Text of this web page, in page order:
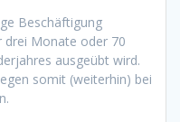
Beschäftigung
drei Monate oder 70
ausgeübt wird.
somit (weiterhin) bei